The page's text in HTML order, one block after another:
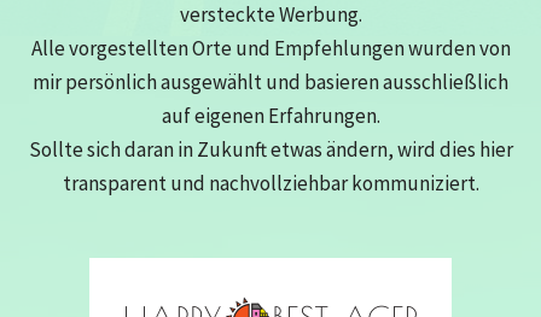
versteckte Werbung.
Alle vorgestellten Orte und Empfehlungen wurden von
mir persönlich ausgewählt und basieren ausschließlich
auf eigenen Erfahrungen.
Sollte sich daran in Zukunft etwas ändern, wird dies hier
transparent und nachvollziehbar kommuniziert.